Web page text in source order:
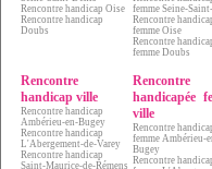
Rencontre handicap Oise
Rencontre handicap
Doubs
femme Seine-
Rencontre
femme Oise
Rencontre
femme Doubs
Rencontre
handicap ville
Rencontre handicap
Ambérieu-en-Bugey
Rencontre handicap
L'Abergement-de-Varey
Rencontre handicap
Saint-Maurice-de-Rémens
Rencontre
handicapée
ville
Rencontre
femme Ambérieu-
Bugey
Rencontre